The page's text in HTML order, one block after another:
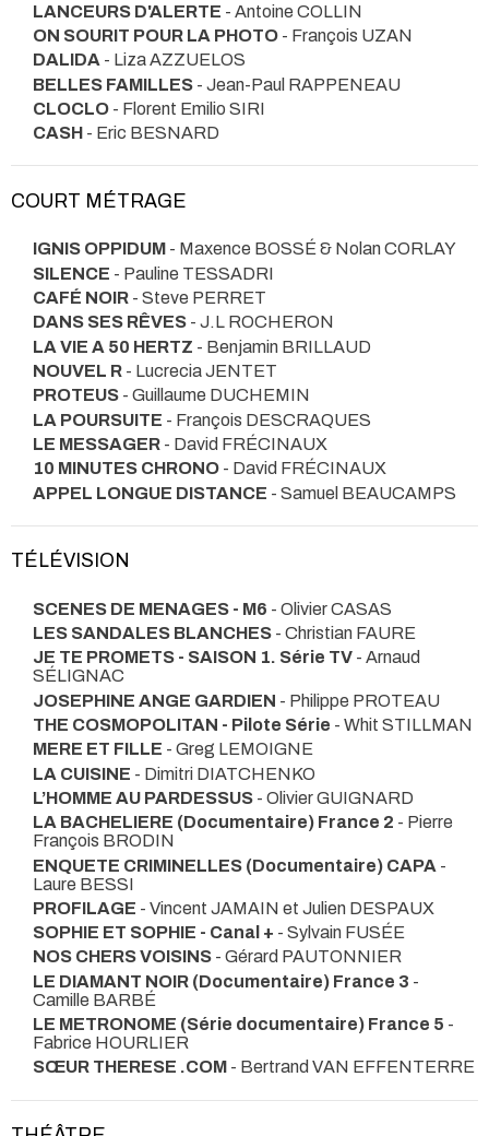
LANCEURS D'ALERTE - Antoine COLLIN
ON SOURIT POUR LA PHOTO - François UZAN
DALIDA - Liza AZZUELOS
BELLES FAMILLES - Jean-Paul RAPPENEAU
CLOCLO - Florent Emilio SIRI
CASH - Eric BESNARD
COURT MÉTRAGE
IGNIS OPPIDUM - Maxence BOSSÉ & Nolan CORLAY
SILENCE - Pauline TESSADRI
CAFÉ NOIR - Steve PERRET
DANS SES RÊVES - J.L ROCHERON
LA VIE A 50 HERTZ - Benjamin BRILLAUD
NOUVEL R - Lucrecia JENTET
PROTEUS - Guillaume DUCHEMIN
LA POURSUITE - François DESCRAQUES
LE MESSAGER - David FRÉCINAUX
10 MINUTES CHRONO - David FRÉCINAUX
APPEL LONGUE DISTANCE - Samuel BEAUCAMPS
TÉLÉVISION
SCENES DE MENAGES - M6 - Olivier CASAS
LES SANDALES BLANCHES - Christian FAURE
JE TE PROMETS - SAISON 1. Série TV - Arnaud
SÉLIGNAC
JOSEPHINE ANGE GARDIEN - Philippe PROTEAU
THE COSMOPOLITAN - Pilote Série - Whit STILLMAN
MERE ET FILLE - Greg LEMOIGNE
LA CUISINE - Dimitri DIATCHENKO
L’HOMME AU PARDESSUS - Olivier GUIGNARD
LA BACHELIERE (Documentaire) France 2 - Pierre
François BRODIN
ENQUETE CRIMINELLES (Documentaire) CAPA -
Laure BESSI
PROFILAGE - Vincent JAMAIN et Julien DESPAUX
SOPHIE ET SOPHIE - Canal + - Sylvain FUSÉE
NOS CHERS VOISINS - Gérard PAUTONNIER
LE DIAMANT NOIR (Documentaire) France 3 -
Camille BARBÉ
LE METRONOME (Série documentaire) France 5 -
Fabrice HOURLIER
SŒUR THERESE .COM - Bertrand VAN EFFENTERRE